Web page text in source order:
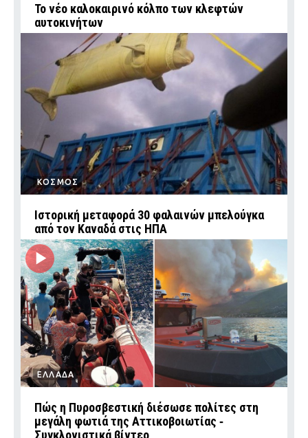
Το νέο καλοκαιρινό κόλπο των κλεφτών
αυτοκινήτων
ΚΟΣΜΟΣ
Ιστορική μεταφορά 30 φαλαινών μπελούγκα
από τον Καναδά στις ΗΠΑ
ΕΛΛΑΔΑ
Πώς η Πυροσβεστική διέσωσε πολίτες στη
μεγάλη φωτιά της Αττικοβοιωτίας ‑
Συγκλονιστικά βίντεο